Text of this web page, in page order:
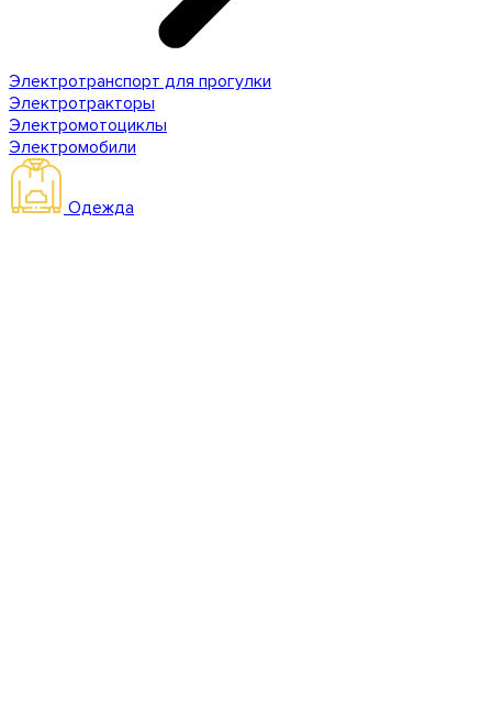
Электротранспорт для прогулки
Электротракторы
Электромотоциклы
Электромобили
Одежда